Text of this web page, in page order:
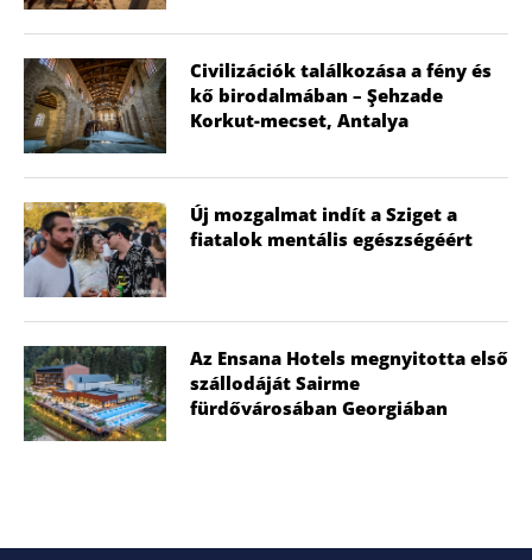
Civilizációk találkozása a fény és
kő birodalmában – Şehzade
Korkut-mecset, Antalya
Új mozgalmat indít a Sziget a
fiatalok mentális egészségéért
Az Ensana Hotels megnyitotta első
szállodáját Sairme
fürdővárosában Georgiában